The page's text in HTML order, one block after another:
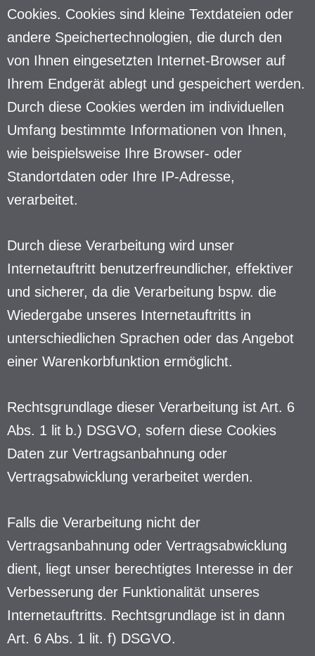
Cookies. Cookies sind kleine Textdateien oder
andere Speichertechnologien, die durch den
von Ihnen eingesetzten Internet-Browser auf
Ihrem Endgerät ablegt und gespeichert werden.
Durch diese Cookies werden im individuellen
Umfang bestimmte Informationen von Ihnen,
wie beispielsweise Ihre Browser- oder
Standortdaten oder Ihre IP-Adresse,
verarbeitet.
Durch diese Verarbeitung wird unser
Internetauftritt benutzerfreundlicher, effektiver
und sicherer, da die Verarbeitung bspw. die
Wiedergabe unseres Internetauftritts in
unterschiedlichen Sprachen oder das Angebot
einer Warenkorbfunktion ermöglicht.
Rechtsgrundlage dieser Verarbeitung ist Art. 6
Abs. 1 lit b.) DSGVO, sofern diese Cookies
Daten zur Vertragsanbahnung oder
Vertragsabwicklung verarbeitet werden.
Falls die Verarbeitung nicht der
Vertragsanbahnung oder Vertragsabwicklung
dient, liegt unser berechtigtes Interesse in der
Verbesserung der Funktionalität unseres
Internetauftritts. Rechtsgrundlage ist in dann
Art. 6 Abs. 1 lit. f) DSGVO.